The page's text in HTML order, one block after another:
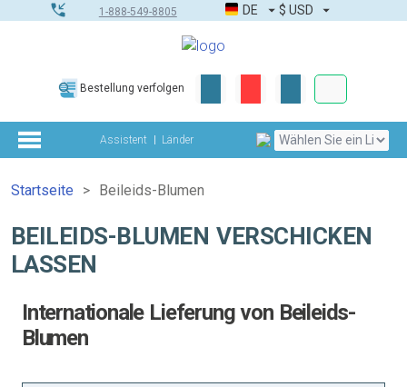
1-888-549-8805 DE $ USD
Bestellung verfolgen
Assistent Länder
Startseite Beileids-Blumen
BEILEIDS-BLUMEN VERSCHICKEN
LASSEN
Internationale Lieferung von Beileids-
Blumen